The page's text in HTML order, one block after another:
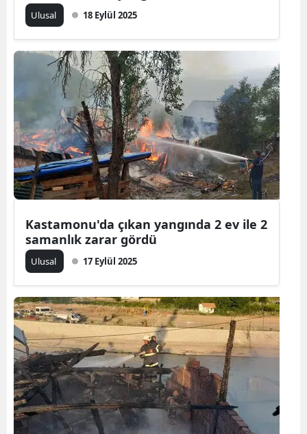
Çorum
Denizli
Diyarbakır
Edirne
Elazığ
Erzincan
Erzurum
Giresun
Gümüşhane
Hakkari
Hatay
Isparta
Ulusal 18 Eylül 2025
Kastamonu'da çıkan yangında 2 ev ile 2
samanlık zarar gördü
Ulusal 17 Eylül 2025